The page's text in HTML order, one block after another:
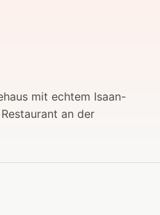
mit echtem Isaan-
an der